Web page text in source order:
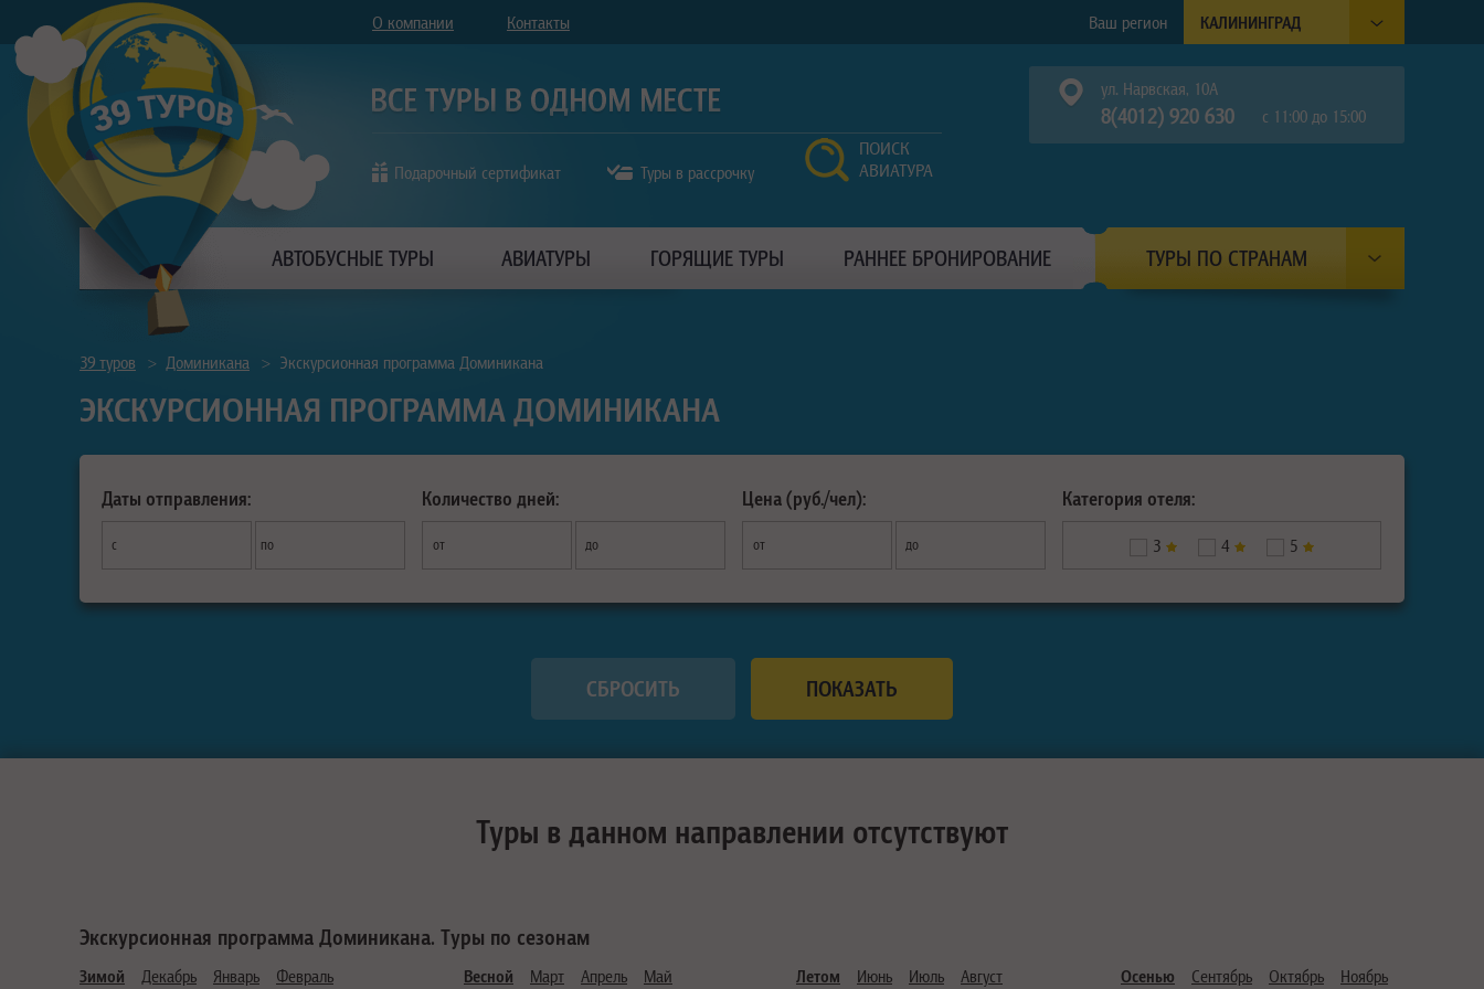
О компании Контакты КАЛИНИНГРАД
Ваш регион
ТУРЫ ПО СТРАНАМ
Подарочный сертификат Туры в рассрочку
ПОИСК
АВИАТУРА
ул. Нарвская, 10А
с 11:00 до 15:00
8(4012) 920 630
АВТОБУСНЫЕ ТУРЫ АВИАТУРЫ ГОРЯЩИЕ ТУРЫ РАННЕЕ БРОНИРОВАНИЕ
39 туров > Доминикана > Экскурсионная программа Доминикана
ЭКСКУРСИОННАЯ ПРОГРАММА ДОМИНИКАНА
Даты отправления:
с по
Количество дней:
от до
Цена (руб./чел):
от до
Категория отеля:
3 4 5
Туры в данном направлении отсутствуют
Экскурсионная программа Доминикана. Туры по сезонам
Зимой Декабрь Январь Февраль Весной Март Апрель Май Летом Июнь Июль Август Осенью Сентябрь Октябрь Ноябрь